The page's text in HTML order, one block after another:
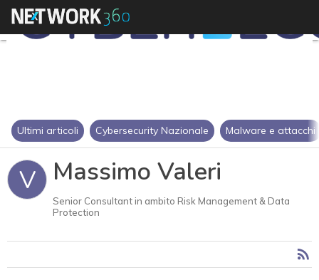
Ultimi articoli Cybersecurity Nazionale Malware e attacchi
V Massimo Valeri
Senior Consultant in ambito Risk Management & Data
Protection